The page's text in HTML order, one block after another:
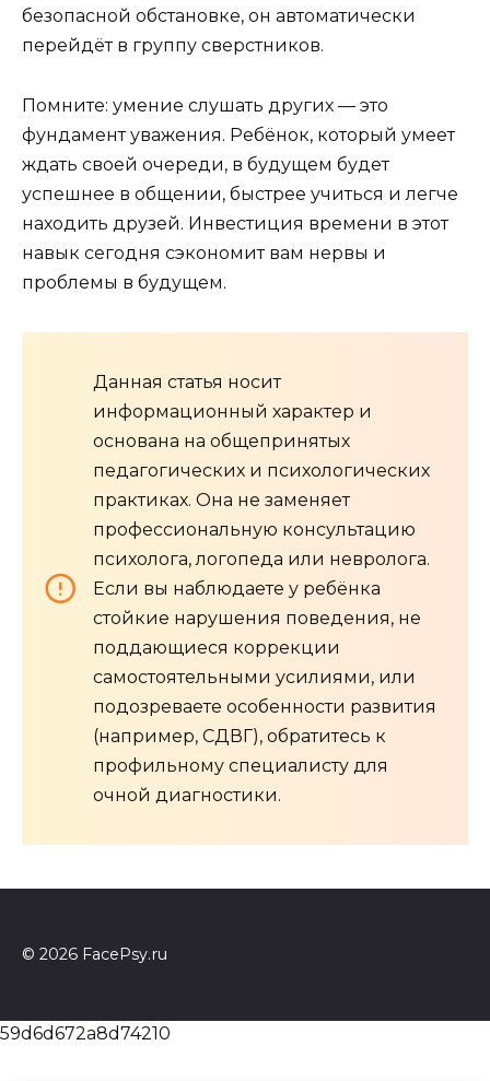
безопасной обстановке, он автоматически
перейдёт в группу сверстников.
Помните: умение слушать других — это
фундамент уважения. Ребёнок, который умеет
ждать своей очереди, в будущем будет
успешнее в общении, быстрее учиться и легче
находить друзей. Инвестиция времени в этот
навык сегодня сэкономит вам нервы и
проблемы в будущем.
Данная статья носит
информационный характер и
основана на общепринятых
педагогических и психологических
практиках. Она не заменяет
профессиональную консультацию
психолога, логопеда или невролога.
Если вы наблюдаете у ребёнка
стойкие нарушения поведения, не
поддающиеся коррекции
самостоятельными усилиями, или
подозреваете особенности развития
(например, СДВГ), обратитесь к
профильному специалисту для
очной диагностики.
© 2026 FacePsy.ru
59d6d672a8d74210